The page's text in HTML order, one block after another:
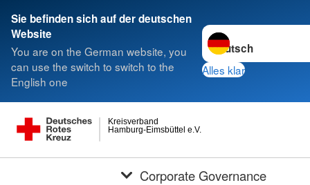
Sie befinden sich auf der deutschen
Website
You are on the German website, you
can use the switch to switch to the
English one
Sprache wechseln zu
Alles klar
Hamburg-Eimsbüttel e.V.
Kreisverband
Corporate Governance